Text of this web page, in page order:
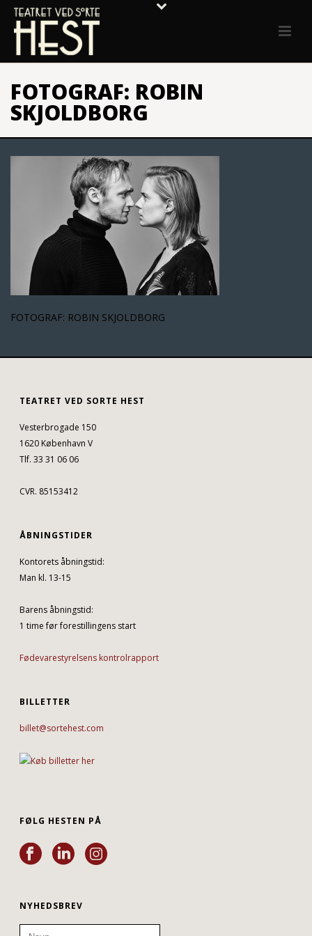
FOTOGRAF: ROBIN
SKJOLDBORG
FOTOGRAF: ROBIN SKJOLDBORG
TEATRET VED SORTE HEST
Vesterbrogade 150
1620 København V
Tlf. 33 31 06 06
CVR. 85153412
ÅBNINGSTIDER
Kontorets åbningstid:
Man kl. 13-15
Barens åbningstid:
1 time før forestillingens start
Fødevarestyrelsens kontrolrapport
BILLETTER
billet@sortehest.com
FØLG HESTEN PÅ
NYHEDSBREV